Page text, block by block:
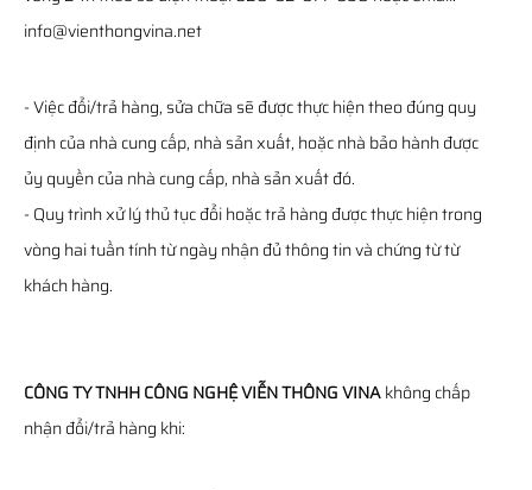
info@vienthongvina.net
- Việc đổi/trả hàng, sửa chữa sẽ được thực hiện theo đúng quy
định của nhà cung cấp, nhà sản xuất, hoặc nhà bảo hành được
ủy quyền của nhà cung cấp, nhà sản xuất đó.
- Quy trình xử lý thủ tục đổi hoặc trả hàng được thực hiện trong
vòng hai tuần tính từ ngày nhận đủ thông tin và chứng từ từ
khách hàng.
CÔNG TY TNHH CÔNG NGHỆ VIỄN THÔNG VINAkhông chấp
nhận đổi/trả hàng khi: